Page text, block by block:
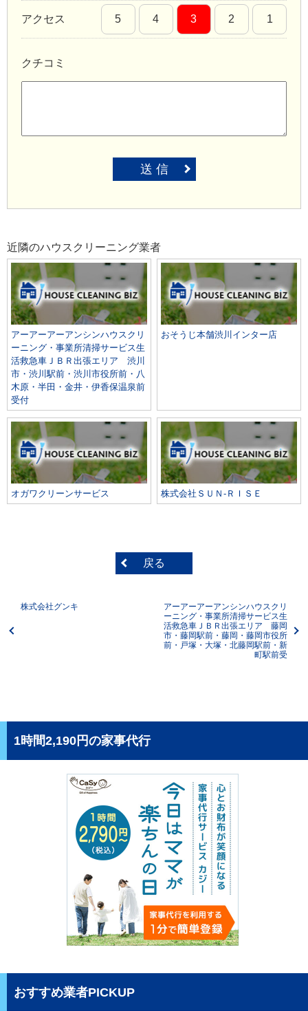
アクセス 5 4 3 2 1
クチコミ
送 信
近隣のハウスクリーニング業者
アーアーアーアンシンハウスクリ
ーニング・事業所清掃サービス生
活救急車ＪＢＲ出張エリア 渋川
市・渋川駅前・渋川市役所前・八
木原・半田・金井・伊香保温泉前
受付
おそうじ本舗渋川インター店
オガワクリーンサービス 株式会社ＳＵＮ‐ＲＩＳＥ
戻る
株式会社グンキ
アーアーアーアンシンハウスクリ
ーニング・事業所清掃サービス生
活救急車ＪＢＲ出張エリア 藤岡
市・藤岡駅前・藤岡・藤岡市役所
前・戸塚・大塚・北藤岡駅前・新
町駅前受
1時間2,190円の家事代行
おすすめ業者PICKUP